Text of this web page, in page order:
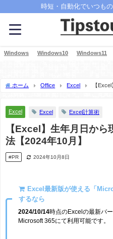
時短・自動化でいつも
Windows Windows10 Windows11
ホーム Office Excel
【
Excel Excel Excel計算術
【Excel】生年月日か
法【2024年10月】
#PR 2024年10月8日
Excel最新版が使える「
するなら
2024/10/14時点のExcelの最新バ
Microsoft 365にて利用可能です。